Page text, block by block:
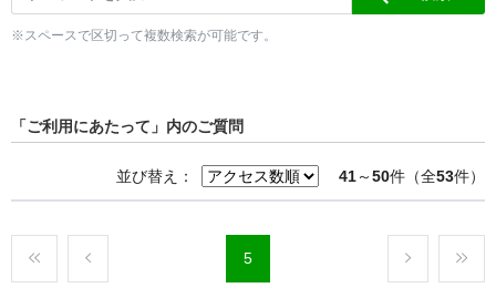
※スペースで区切って複数検索が可能です。
「ご利用にあたって」内のご質問
並び替え： 41～50件（全53件）
5